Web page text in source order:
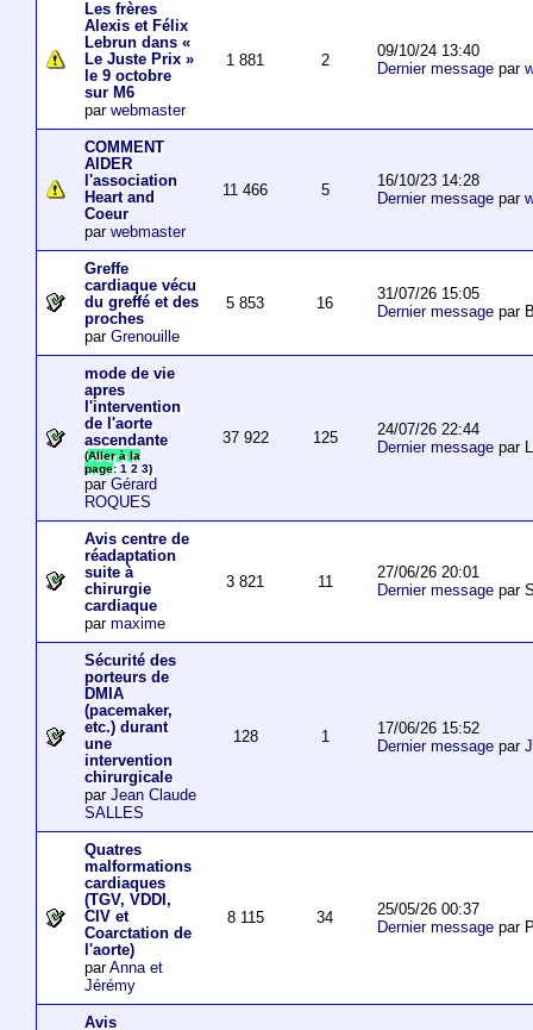
Les frères
Alexis et Félix
Lebrun dans «
Le Juste Prix »
le 9 octobre
sur M6
par webmaster
1 881 2
09/10/24 13:40
Dernier messagepar
COMMENT
AIDER
l'association
Heart and
Coeur
par webmaster
11 466 5
16/10/23 14:28
Dernier messagepar
Greffe
cardiaque vécu
du greffé et des
proches
par Grenouille
5 853 16
31/07/26 15:05
Dernier messagepar
mode de vie
apres
l'intervention
de l'aorte
ascendante
(Aller à la
page: 1 2 3)
par Gérard
ROQUES
37 922 125
24/07/26 22:44
Dernier messagepar
Avis centre de
réadaptation
suite à
chirurgie
cardiaque
par maxime
3 821 11
27/06/26 20:01
Dernier messagepar
Sécurité des
porteurs de
DMIA
(pacemaker,
etc.) durant
une
intervention
chirurgicale
par Jean Claude
SALLES
128 1
17/06/26 15:52
Dernier messagepar
Quatres
malformations
cardiaques
(TGV, VDDI,
CIV et
Coarctation de
l'aorte)
parAnna et
Jérémy
8 115 34
25/05/26 00:37
Dernier messagepar
Avis